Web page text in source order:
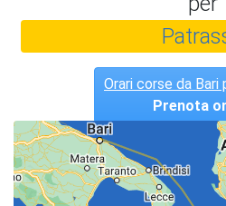
Orari corse da Bari
Prenota